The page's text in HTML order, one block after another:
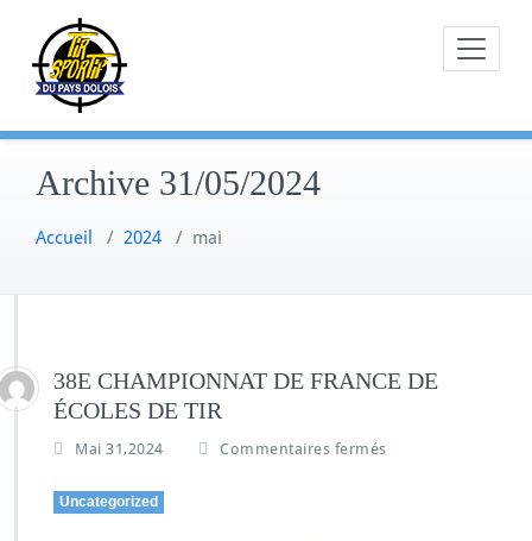
content
Archive 31/05/2024
Accueil / 2024 / mai
38E CHAMPIONNAT DE FRANCE DE
ÉCOLES DE TIR
Mai 31,2024 Commentaires fermés
Uncategorized